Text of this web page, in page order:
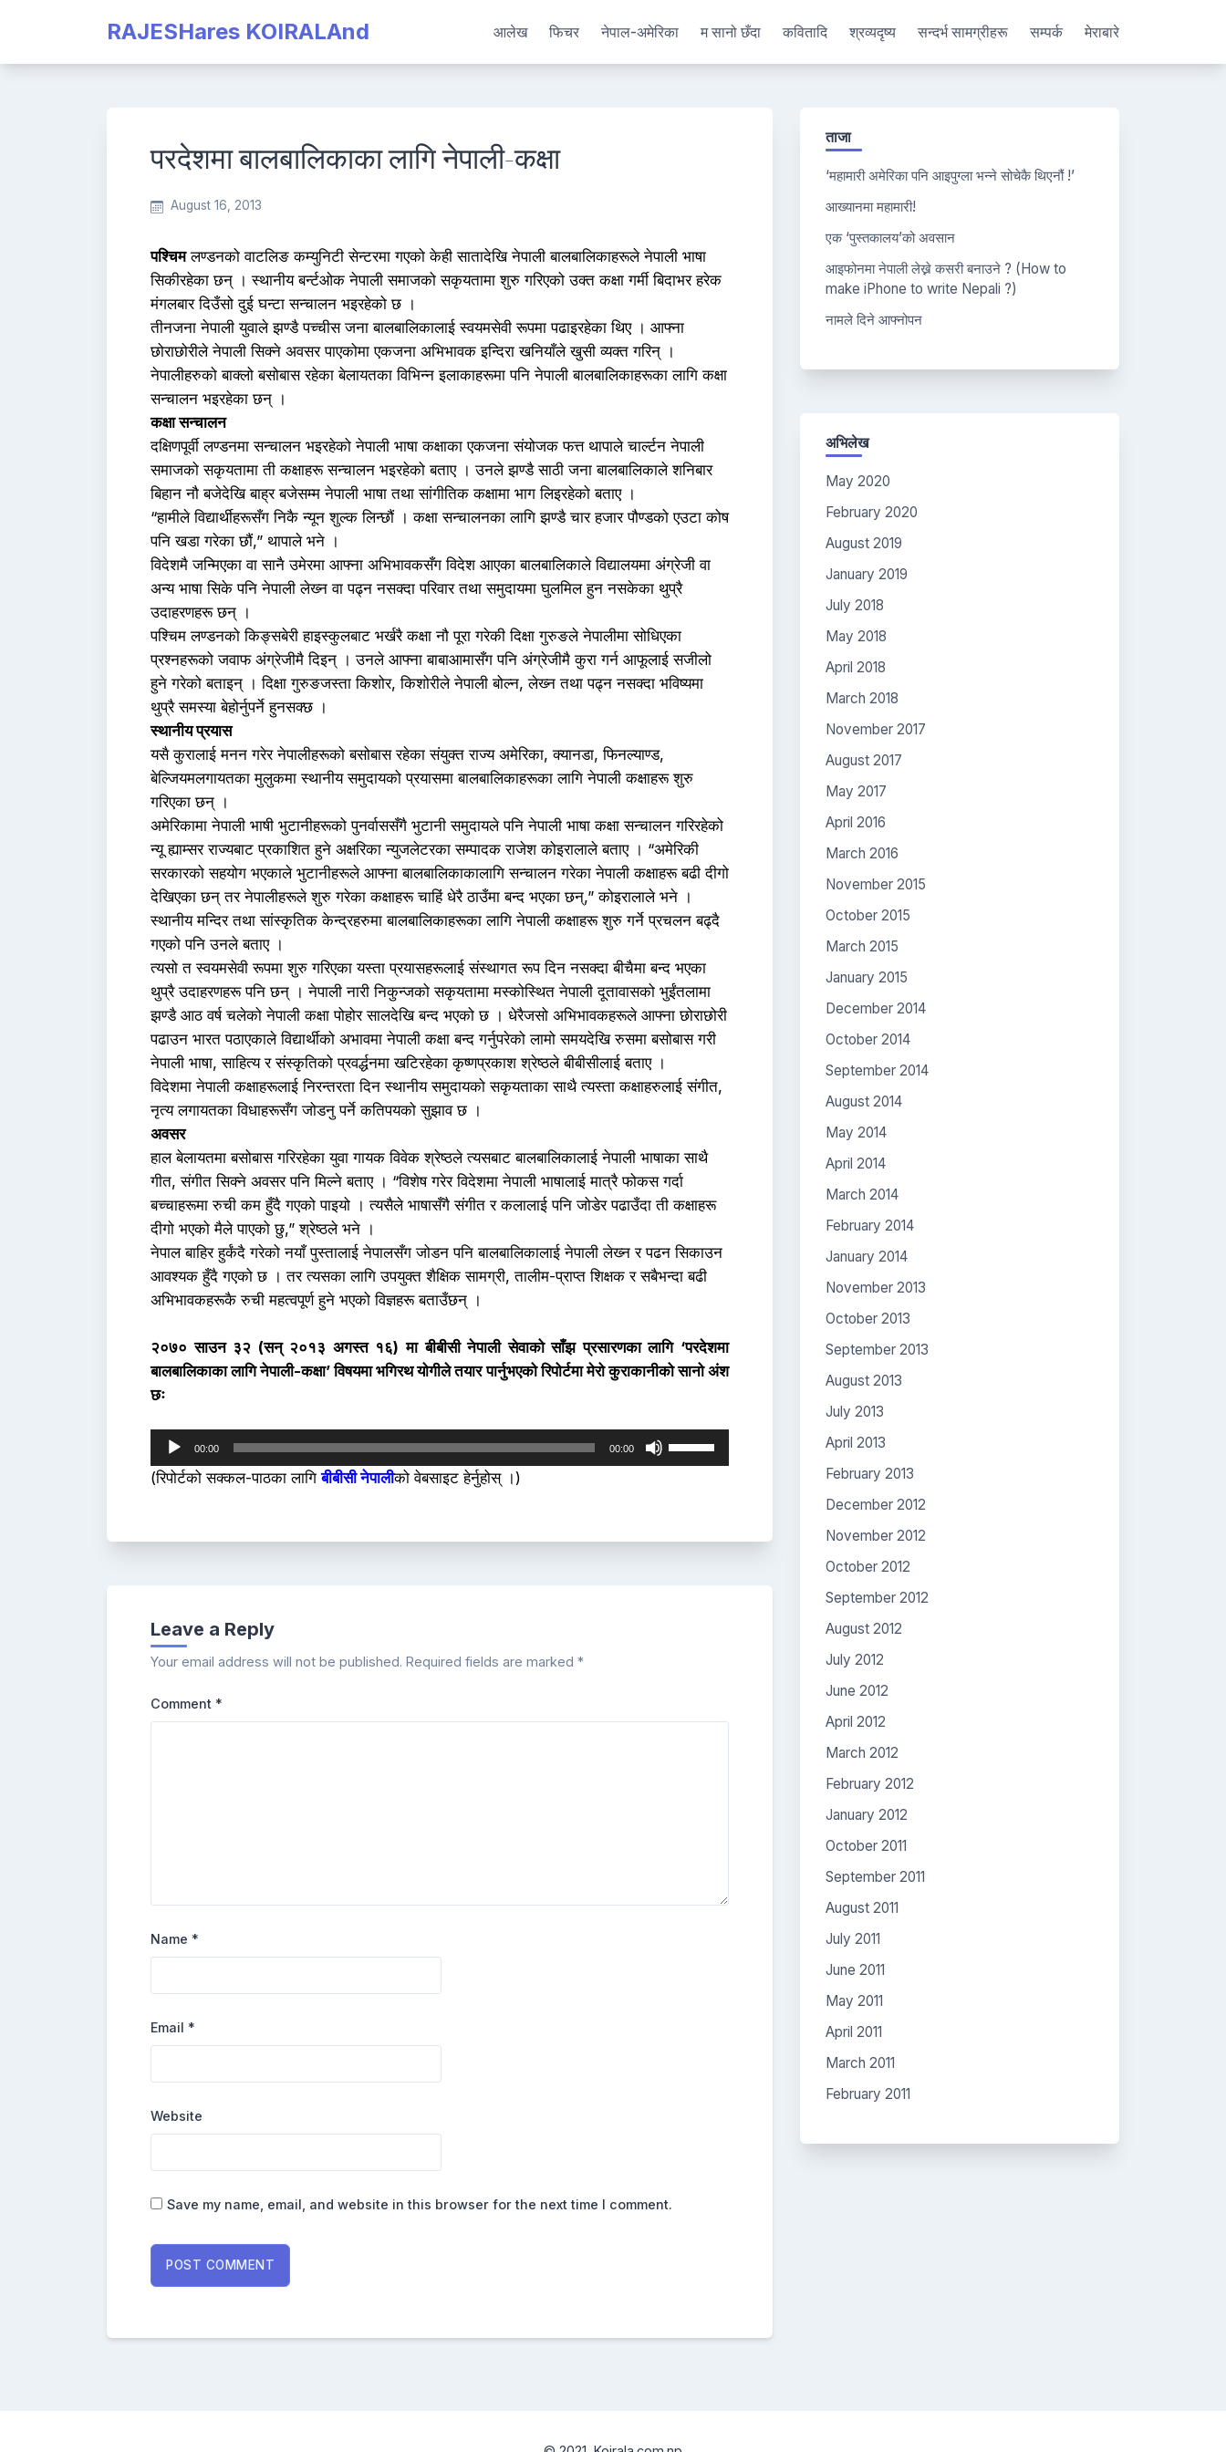
RAJESHares KOIRALAnd आलेख फिचर नेपाल-अमेरिका म सानो छँदा कवितादि श्रव्यदृष्य सन्दर्भ सामग्रीहरू सम्पर्क मेराबारे
परदेशमा बालबालिकाका लागि नेपाली-कक्षा
August 16, 2013
पश्चिमलण्डनको वाटलिङ कम्युनिटी सेन्टरमा गएको केही सातादेखि नेपाली बालबालिकाहरूले नेपाली भाषा
सिकीरहेका छन् । स्थानीय बर्न्टओक नेपाली समाजको सकृयतामा शुरु गरिएको उक्त कक्षा गर्मी बिदाभर हरेक
मंगलबार दिउँसो दुई घन्टा सन्चालन भइरहेको छ ।
तीनजना नेपाली युवाले झण्डै पच्चीस जना बालबालिकालाई स्वयमसेवी रूपमा पढाइरहेका थिए । आफ्ना
छोराछोरीले नेपाली सिक्ने अवसर पाएकोमा एकजना अभिभावक इन्दिरा खनियाँले खुसी व्यक्त गरिन् ।
नेपालीहरुको बाक्लो बसोबास रहेका बेलायतका विभिन्न इलाकाहरूमा पनि नेपाली बालबालिकाहरूका लागि कक्षा
सन्चालन भइरहेका छन् ।
कक्षा सन्चालन
दक्षिणपूर्वी लण्डनमा सन्चालन भइरहेको नेपाली भाषा कक्षाका एकजना संयोजक फत्त थापाले चार्ल्टन नेपाली
समाजको सकृयतामा ती कक्षाहरू सन्चालन भइरहेको बताए । उनले झण्डै साठी जना बालबालिकाले शनिबार
बिहान नौ बजेदेखि बाह्र बजेसम्म नेपाली भाषा तथा सांगीतिक कक्षामा भाग लिइरहेको बताए ।
“हामीले विद्यार्थीहरूसँग निकै न्यून शुल्क लिन्छौं । कक्षा सन्चालनका लागि झण्डै चार हजार पौण्डको एउटा कोष
पनि खडा गरेका छौं,” थापाले भने ।
विदेशमै जन्म‌िएका वा सानै उमेरमा आफ्ना अभिभावकसँग विदेश आएका बालबालिकाले विद्यालयमा अंग्रेजी वा
अन्य भाषा सिके पनि नेपाली लेख्‍न वा पढ्न नसक्दा परिवार तथा समुदायमा घुलमिल हुन नसकेका थुप्रै
उदाहरणहरू छन् ।
पश्चिम लण्डनको किङ्सबेरी हाइस्कुलबाट भर्खरै कक्षा नौ पूरा गरेकी दिक्षा गुरुङले नेपालीमा सोधिएका
प्रश्नहरूको जवाफ अंग्रेजीमै दिइन् । उनले आफ्ना बाबाआमासँग पनि अंग्रेजीमै कुरा गर्न आफूलाई सजीलो
हुने गरेको बताइन् । दिक्षा गुरुङजस्ता किशोर, किशोरीले नेपाली बोल्न, लेख्‍न तथा पढ्न नसक्दा भविष्यमा
थुप्रै समस्या बेहोर्नुपर्ने हुनसक्छ ।
स्थानीय प्रयास
यसै कुरालाई मनन गरेर नेपालीहरूको बसोबास रहेका संयुक्त राज्य अमेरिका, क्यानडा, फिनल्याण्ड,
बेल्जियमलगायतका मुलुकमा स्थानीय समुदायको प्रयासमा बालबालिकाहरूका लागि नेपाली कक्षाहरू शुरु
गरिएका छन् ।
अमेरिकामा नेपाली भाषी भुटानीहरूको पुनर्वाससँगै भुटानी समुदायले पनि नेपाली भाषा कक्षा सन्चालन गरिरहेको
न्यू ह्याम्सर राज्यबाट प्रकाशित हुने अक्षरिका न्युजलेटरका सम्पादक राजेश कोइरालाले बताए । “अमेरिकी
सरकारको सहयोग भएकाले भुटानीहरूले आफ्ना बालबालिकाकालागि सन्चालन गरेका नेपाली कक्षाहरू बढी दीगो
देखिएका छन् तर नेपालीहरूले शुरु गरेका कक्षाहरू चाहिं धेरै ठाउँमा बन्द भएका छन्,” कोइरालाले भने ।
स्थानीय मन्दिर तथा सांस्कृतिक केन्द्रहरुमा बालबालिकाहरूका लागि नेपाली कक्षाहरू शुरु गर्ने प्रचलन बढ्दै
गएको पनि उनले बताए ।
त्यसो त स्वयमसेवी रूपमा शुरु गरिएका यस्ता प्रयासहरूलाई संस्थागत रूप दिन नसक्दा बीचैमा बन्द भएका
थुप्रै उदाहरणहरू पनि छन् । नेपाली नारी निकुन्जको सकृयतामा मस्कोस्थित नेपाली दूतावासको भुईंतलामा
झण्डै आठ वर्ष चलेको नेपाली कक्षा पोहोर सालदेखि बन्द भएको छ । धेरैजसो अभिभावकहरूले आफ्ना छोराछोरी
पढाउन भारत पठाएकाले विद्यार्थीको अभावमा नेपाली कक्षा बन्द गर्नुपरेको लामो समयदेखि रुसमा बसोबास गरी
नेपाली भाषा, साहित्य र संस्कृतिको प्रवर्द्धनमा खटिरहेका कृष्णप्रकाश श्रेष्ठले बीबीसीलाई बताए ।
विदेशमा नेपाली कक्षाहरूलाई निरन्तरता दिन स्थानीय समुदायको सकृयताका साथै त्यस्ता कक्षाहरुलाई संगीत,
नृत्य लगायतका विधाहरूसँग जोडनु पर्ने कतिपयको सुझाव छ ।
अवसर
हाल बेलायतमा बसोबास गरिरहेका युवा गायक विवेक श्रेष्ठले त्यसबाट बालबालिकालाई नेपाली भाषाका साथै
गीत, संगीत सिक्ने अवसर पनि मिल्ने बताए । “विशेष गरेर विदेशमा नेपाली भाषालाई मात्रै फोकस गर्दा
बच्चाहरूमा रुची कम हुँदै गएको पाइयो । त्यसैले भाषासँगै संगीत र कलालाई पनि जोडेर पढाउँदा ती कक्षाहरू
दीगो भएको मैले पाएको छु,” श्रेष्ठले भने ।
नेपाल बाहिर हुर्कंदै गरेको नयाँ पुस्तालाई नेपालसँग जोडन पनि बालबालिकालाई नेपाली लेख्‍न र पढन सिकाउन
आवश्यक हुँदै गएको छ । तर त्यसका लागि उपयुक्त शैक्षिक सामग्री, तालीम-प्राप्त शिक्षक र सबैभन्दा बढी
अभिभावकहरूकै रुची महत्वपूर्ण हुने भएको विज्ञहरू बताउँछन् ।
२०७० साउन ३२ (सन् २०१३ अगस्त १६) मा बीबीसी नेपाली सेवाको साँझ प्रसारणका लागि ‘परदेशमा
बालबालिकाका लागि नेपाली-कक्षा’विषयमा भगिरथ योगीले तयार पार्नुभएको रिपोर्टमा मेरो कुराकानीको सानो अंश
छः
Audio
Player
00:00 00:00
Use
Up/Down
(रिपोर्टको सक्कल-पाठका लागिबीबीसी नेपालीको वेबसाइट हेर्नुहोस् ।)
Leave a Reply
Your email address will not be published. Required fields are marked *
Comment *
Name *
Email *
Website
Save my name, email, and website in this browser for the next time I comment.
ताजा
‘महामारी अमेरिका पनि आइपुग्ला भन्ने सोचेकै थिएनौं !’
आख्यानमा महामारी!
एक ‘पुस्तकालय’को अवसान
आइफोनमा नेपाली लेख्ने कसरी बनाउने ? (How to
make iPhone to write Nepali ?)
नामले दिने आफ्नोपन
अभिलेख
May 2020
February 2020
August 2019
January 2019
July 2018
May 2018
April 2018
March 2018
November 2017
August 2017
May 2017
April 2016
March 2016
November 2015
October 2015
March 2015
January 2015
December 2014
October 2014
September 2014
August 2014
May 2014
April 2014
March 2014
February 2014
January 2014
November 2013
October 2013
September 2013
August 2013
July 2013
April 2013
February 2013
December 2012
November 2012
October 2012
September 2012
August 2012
July 2012
June 2012
April 2012
March 2012
February 2012
January 2012
October 2011
September 2011
August 2011
July 2011
June 2011
May 2011
April 2011
March 2011
February 2011